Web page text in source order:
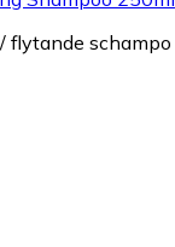
flytande schampo